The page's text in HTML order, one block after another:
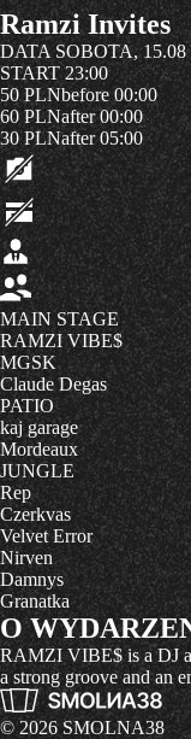
Ramzi Invites
DATA SOBOTA, 15.08
START 23:00
50 PLNbefore 00:00
60 PLNafter 00:00
30 PLNafter 05:00
MAIN STAGE
RAMZI VIBE$
MGSK
Claude Degas
PATIO
kaj garage
Mordeaux
JUNGLE
Rep
Czerkvas
Velvet Error
Nirven
Damnys
Granatka
O
RAMZI VIBE$ is a DJ
a strong groove and an
© 2026 SMOLNA38